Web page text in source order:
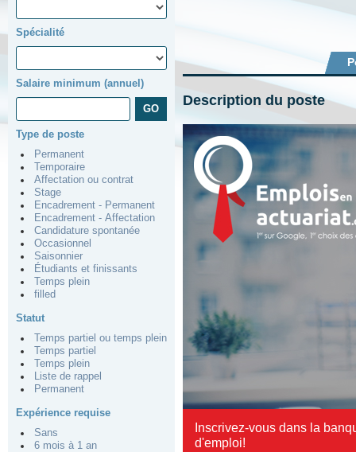
Spécialité
Salaire minimum (annuel)
Type de poste
Permanent
Temporaire
Affectation ou contrat
Stage
Encadrement - Permanent
Encadrement - Affectation
Candidature spontanée
Occasionnel
Saisonnier
Étudiants et finissants
Temps plein
filled
Statut
Temps partiel ou temps plein
Temps partiel
Temps plein
Liste de rappel
Permanent
Expérience requise
Sans
6 mois à 1 an
Description du poste
Inscrivez-vous dans la
d'emploi!